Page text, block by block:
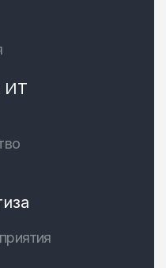
ИТ